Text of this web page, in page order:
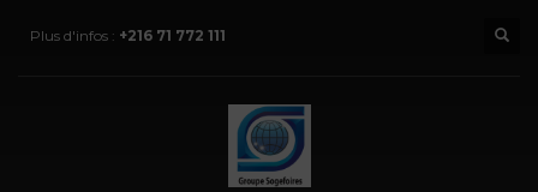
Plus d'infos : +216 71 772 111